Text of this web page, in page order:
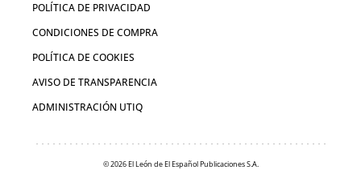
POLÍTICA DE PRIVACIDAD
CONDICIONES DE COMPRA
POLÍTICA DE COOKIES
AVISO DE TRANSPARENCIA
ADMINISTRACIÓN UTIQ
© 2026 El León de El Español Publicaciones S.A.